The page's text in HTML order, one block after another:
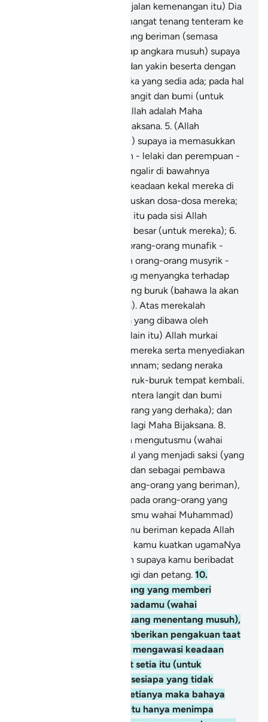
(Tuhan yang membuka jalan kemenangan itu) Dia
lah yang menurunkan semangat tenang tenteram ke
dalam hati orang-orang yang beriman (semasa
mereka meradang terhadap angkara musuh) supaya
mereka bertambah iman dan yakin beserta dengan
iman dan keyakinan mereka yang sedia ada; pada hal
Allah menguasai tentera langit dan bumi (untuk
menolong mereka); dan Allah adalah Maha
Mengetahui, lagi Maha Bijaksana. 5. (Allah
melakukan yang demikian) supaya ia memasukkan
orang-orang yang beriman - lelaki dan perempuan -
ke dalam Syurga yang mengalir di bawahnya
beberapa sungai; dengan keadaan kekal mereka di
dalamnya, serta menghapuskan dosa-dosa mereka;
dan adalah yang demikian itu pada sisi Allah
merupakan kejayaan yang besar (untuk mereka); 6.
Dan supaya Ia menyeksa orang-orang munafik -
lelaki dan perempuan, dan orang-orang musyrik -
lelaki dan perempuan, yang menyangka terhadap
Allah dengan sangkaan yang buruk (bahawa Ia akan
mengecewakan RasulNya). Atas merekalah
tertimpanya bala bencana yang dibawa oleh
peredaran zaman; dan (selain itu) Allah murkai
mereka dan melaknatkan mereka serta menyediakan
untuk mereka neraka Jahannam; sedang neraka
Jahannam itu adalah seburuk-buruk tempat kembali.
Dan Allah menguasai tentera langit dan bumi
(untuk menyeksa orang-orang yang derhaka); dan
Allah adalah Maha Kuasa, lagi Maha Bijaksana. 8.
Sesungguhnya Kami telah mengutusmu (wahai
Muhammad) sebagai Rasul yang menjadi saksi (yang
diterima keterangannya), dan sebagai pembawa
berita gembira (kepada orang-orang yang beriman),
serta pemberi amaran (kepada orang-orang yang
(Kami mengutusmu wahai Muhammad)
supaya engkau dan umatmu beriman kepada Allah
dan RasulNya, dan supaya kamu kuatkan ugamaNya
serta memuliakanNya, dan supaya kamu beribadat
kepadaNya pada waktu pagi dan petang. 10.
Sesungguhnya orang-orang yang memberi
pengakuan taat setia kepadamu (wahai
Muhammad - untuk berjuang menentang musuh),
mereka hanyasanya memberikan pengakuan taat
setia kepada Allah; Allah mengawasi keadaan
mereka memberikan taat setia itu (untuk
membalasnya). Oleh itu, sesiapa yang tidak
menyempurnakan janji setianya maka bahaya
tidak menyempurnakan itu hanya menimpa